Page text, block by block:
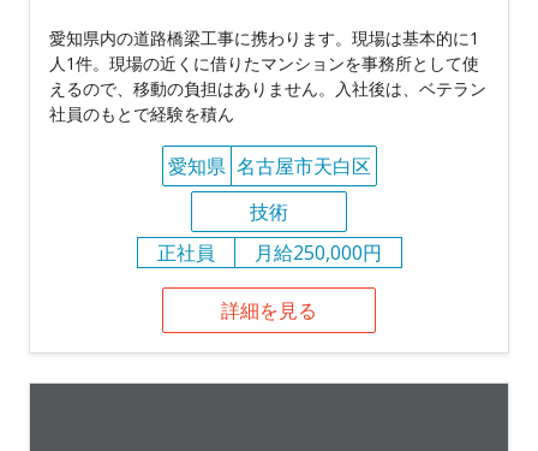
愛知県内の道路橋梁工事に携わります。現場は基本的に1
人1件。現場の近くに借りたマンションを事務所として使
えるので、移動の負担はありません。入社後は、ベテラン
社員のもとで経験を積ん
愛知県 名古屋市天白区
技術
正社員
月給250,000円
詳細を見る